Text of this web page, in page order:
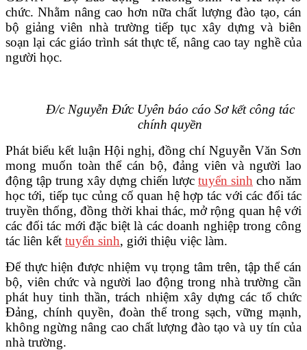
chức. Nhằm nâng cao hơn nữa chất lượng đào tạo, cán
bộ giảng viên nhà trường tiếp tục xây dựng và biên
soạn lại các giáo trình sát thực tế, nâng cao tay nghề của
người học.
Đ/c Nguyễn Đức Uyên báo cáo Sơ kết công tác
chính quyền
Phát biểu kết luận Hội nghị, đồng chí Nguyễn Văn Sơn
mong muốn toàn thể cán bộ, đảng viên và người lao
động tập trung xây dựng chiến lược tuyển sinh cho năm
học tới, tiếp tục củng cố quan hệ hợp tác với các đối tác
truyền thống, đồng thời khai thác, mở rộng quan hệ với
các đối tác mới đặc biệt là các doanh nghiệp trong công
tác liên kết tuyển sinh, giới thiệu việc làm.
Để thực hiện được nhiệm vụ trọng tâm trên, tập thể cán
bộ, viên chức và người lao động trong nhà trường cần
phát huy tinh thần, trách nhiệm xây dựng các tổ chức
Đảng, chính quyền, đoàn thể trong sạch, vững mạnh,
không ngừng nâng cao chất lượng đào tạo và uy tín của
nhà trường.